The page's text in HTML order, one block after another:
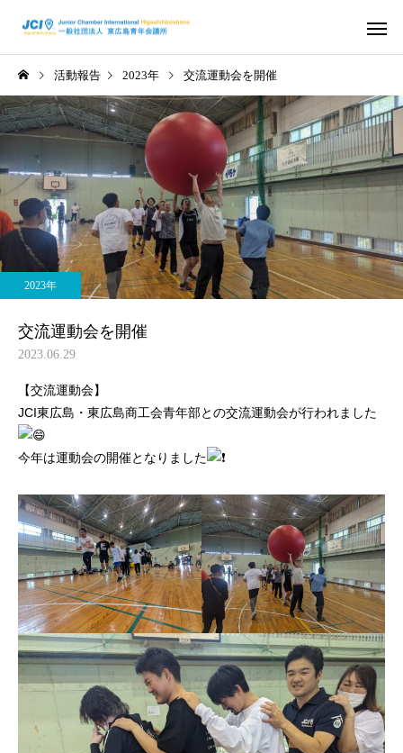
活動スケジュール
2026年
2026年度 4月例会 開催
2026年
2026年度 3月例会 開
活動報告 2023年 交流運動会を開催
2023年
交流運動会を開催
2023.06.29
【交流運動会】
JCI東広島・東広島商工会青年部との交流運動会が行われました
今年は運動会の開催となりました